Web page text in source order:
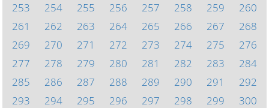
253
254 255 256 257 258 259
260
261
262 263 264 265 266 267
268
269
270 271 272 273 274 275
276
277
278 279 280 281 282 283
284
285
286 287 288 289 290 291
292
293
294 295 296 297 298 299
300